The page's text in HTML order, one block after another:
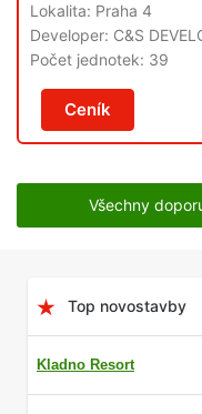
Lokalita: Praha 4
Developer: C&S
Počet jednotek: 39
Ceník
Všechny
Top novostavby
Kladno Resort